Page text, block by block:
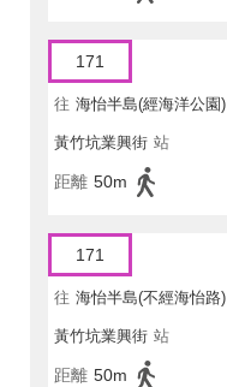
171
往 海怡半島(經海洋公園)
黃竹坑業興街 站
距離 50m
171
往 海怡半島(不經海怡路)
黃竹坑業興街 站
距離 50m